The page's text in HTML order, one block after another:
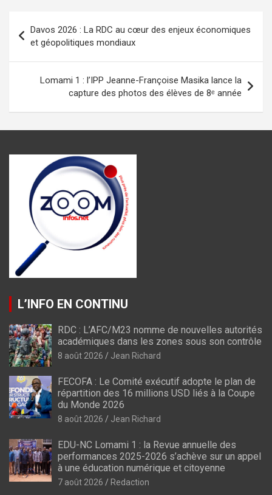
o
o
k
s
A
p
p
n
g
er
gr
a
m
er
de
l’article
Davos 2026 : La RDC au cœur des enjeux économiques
et géopolitiques mondiaux
Lomami 1 : l’IPP Jeanne-Françoise Masika lance la
capture des photos des élèves de 8ᵉ année
L’INFO EN CONTINU
RDC : L’AFC/M23 nomme de nouvelles autorités
académiques dans les zones sous son contrôle
8 août 2026 Jean Richard
FECOFA : Le Comité exécutif adopte le plan de
répartition des 16 millions USD liés à la Coupe
du Monde 2026
8 août 2026 Jean Richard
EDU-NC Lomami 1 : la Revue annuelle des
performances 2025-2026 s’achève sur un appel
à une éducation numérique et citoyenne
7 août 2026 Redaction